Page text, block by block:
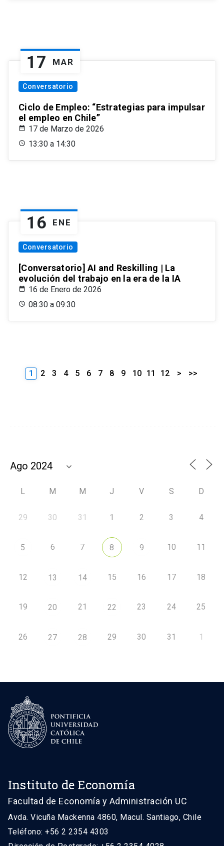
17 MAR
Conversatorio
Ciclo de Empleo: “Estrategias para impulsar
el empleo en Chile”
17 de Marzo de 2026
13:30 a 14:30
16 ENE
Conversatorio
[Conversatorio] AI and Reskilling | La
evolución del trabajo en la era de la IA
16 de Enero de 2026
08:30 a 09:30
1 2 3 4 5 6 7 8 9 10 11 12 > >>
L M M J V S D
29 30 31 1 2 3 4
5 6 7 8 9 10 11
12 13 14 15 16 17 18
19 20 21 22 23 24 25
26 27 28 29 30 31 1
Instituto de Economía
Facultad de Economía y Administración UC
Avda. Vicuña Mackenna 4860, Macul. Santiago, Chile
Teléfono: +56 2 2354 4303